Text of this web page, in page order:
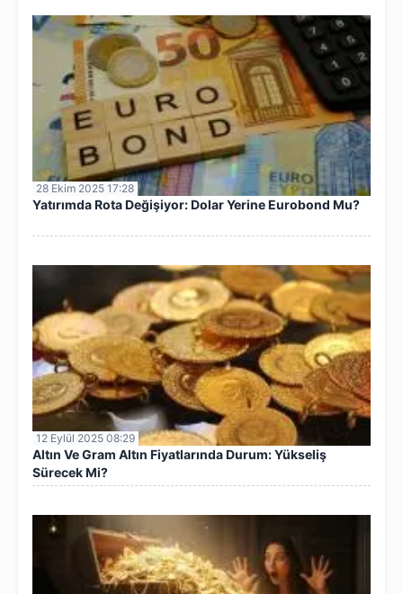
28 Ekim 2025 17:28
Yatırımda Rota Değişiyor: Dolar Yerine Eurobond Mu?
12 Eylül 2025 08:29
Altın Ve Gram Altın Fiyatlarında Durum: Yükseliş
Sürecek Mi?